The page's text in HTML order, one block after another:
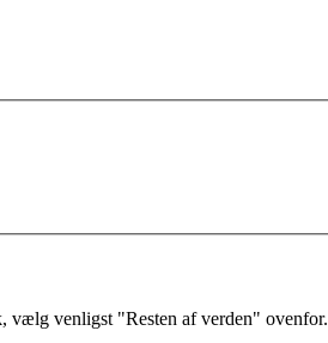
vælg venligst "Resten af verden" ovenfor.